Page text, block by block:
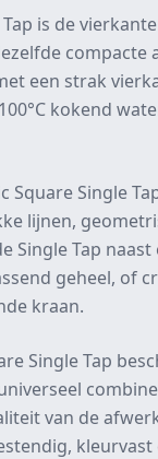
is de
compacte
een strak
kokend
Square Single
lijnen,
Single Tap
geheel, of
kraan.
Single Tap
van de